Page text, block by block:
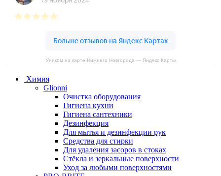
Уником на карте Нижнего Новгорода — Яндекс Карты
Химия
Glionni
Очистка оборудования
Гигиена кухни
Гигиена сантехники
Дезинфекция
Для мытья и дезинфекции рук
Средства для стирки
Для удаления засоров в стоках
Стёкла и зеркальные поверхности
Уход за любыми поверхностями